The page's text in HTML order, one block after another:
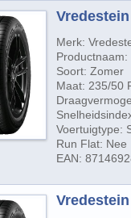
Merk:
Productnaam:
Soort: Zomer
Maat: 235/50
Voertuigtype:
Run Flat: Nee
EAN: